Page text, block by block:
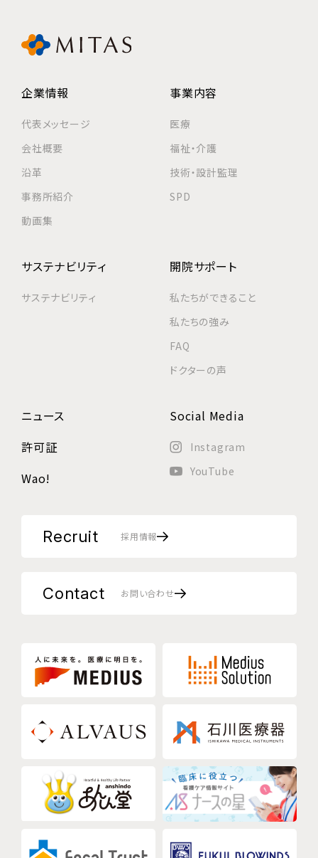
企業情報
代表メッセージ
会社概要
沿革
事務所紹介
動画集
事業内容
医療
福祉・介護
技術・設計監理
SPD
サステナビリティ
サステナビリティ
開院サポート
私たちができること
私たちの強み
FAQ
ドクターの声
ニュース
許可証
Wao!
Social Media
Instagram
YouTube
Recruit 採用情報
Contact お問い合わせ